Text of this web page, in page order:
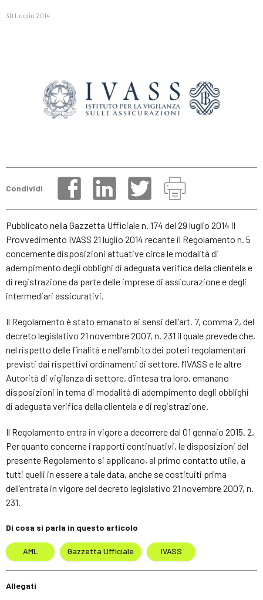
30 Luglio 2014
Condividi
Pubblicato nella Gazzetta Ufficiale n. 174 del 29 luglio 2014 il
Provvedimento IVASS 21 luglio 2014 recante il Regolamento n. 5
concernente disposizioni attuative circa le modalità di
adempimento degli obblighi di adeguata verifica della clientela e
di registrazione da parte delle imprese di assicurazione e degli
intermediari assicurativi.
Il Regolamento è stato emanato ai sensi dell’art. 7, comma 2, del
decreto legislativo 21 novembre 2007, n. 231 il quale prevede che,
nel rispetto delle finalità e nell’ambito dei poteri regolamentari
previsti dai rispettivi ordinamenti di settore, l’IVASS e le altre
Autorità di vigilanza di settore, d’intesa tra loro, emanano
disposizioni in tema di modalità di adempimento degli obblighi
di adeguata verifica della clientela e di registrazione.
Il Regolamento entra in vigore a decorrere dal 01 gennaio 2015. 2.
Per quanto concerne i rapporti continuativi, le disposizioni del
presente Regolamento si applicano, al primo contatto utile, a
tutti quelli in essere a tale data, anche se costituiti prima
dell’entrata in vigore del decreto legislativo 21 novembre 2007, n.
231.
Di cosa si parla in questo articolo
AML Gazzetta Ufficiale IVASS
Allegati